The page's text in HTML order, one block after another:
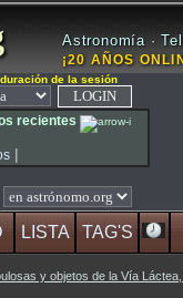
Astronomía ·
¡20 AÑOS
de la sesión
recientes
|
LISTA TAG'S
y objetos de la Vía